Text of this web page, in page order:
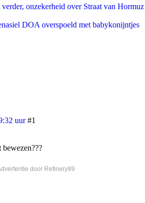
onzekerheid over Straat van Hormuz
DOA overspoeld met babykonijntjes
uur #1
bewezen???
door Refinery89